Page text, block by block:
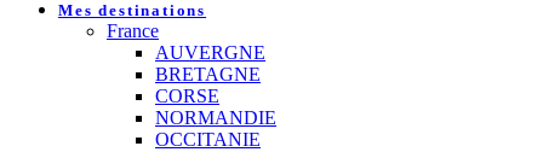
Mes destinations
France
AUVERGNE
BRETAGNE
CORSE
NORMANDIE
OCCITANIE